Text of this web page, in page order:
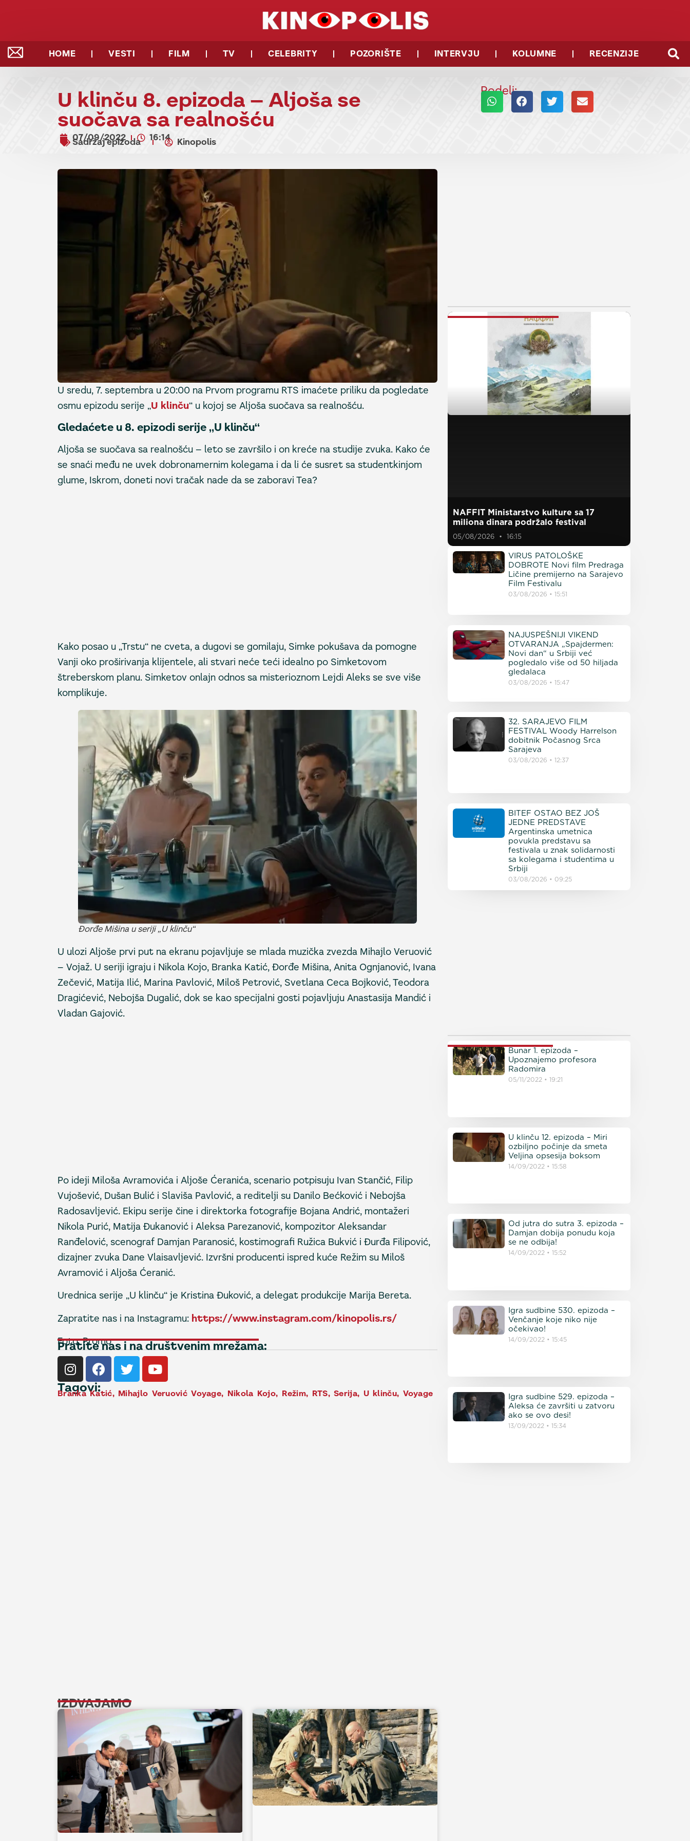
HOME VESTI FILM TV CELEBRITY POZORIŠTE INTERVJU KOLUMNE RECENZIJE
U klinču 8. epizoda – Aljoša se
suočava sa realnošću
07/09/2022 16:14
Sadržaj epizoda Kinopolis
Podeli:
U sredu, 7. septembra u 20:00 na Prvom programu RTS imaćete priliku da pogledate
osmu epizodu serije „U klinču“ u kojoj se Aljoša suočava sa realnošću.
Gledaćete u 8. epizodi serije „U klinču“
Aljoša se suočava sa realnošću – leto se završilo i on kreće na studije zvuka. Kako će
se snaći među ne uvek dobronamernim kolegama i da li će susret sa studentkinjom
glume, Iskrom, doneti novi tračak nade da se zaboravi Tea?
Kako posao u „Trstu“ ne cveta, a dugovi se gomilaju, Simke pokušava da pomogne
Vanji oko proširivanja klijentele, ali stvari neće teći idealno po Simketovom
štreberskom planu. Simketov onlajn odnos sa misterioznom Lejdi Aleks se sve više
komplikuje.
Đorđe Mišina u seriji „U klinču“
U ulozi Aljoše prvi put na ekranu pojavljuje se mlada muzička zvezda Mihajlo Veruović
– Vojaž. U seriji igraju i Nikola Kojo, Branka Katić, Đorđe Mišina, Anita Ognjanović, Ivana
Zečević, Matija Ilić, Marina Pavlović, Miloš Petrović, Svetlana Ceca Bojković, Teodora
Dragićević, Nebojša Dugalić, dok se kao specijalni gosti pojavljuju Anastasija Mandić i
Vladan Gajović.
Po ideji Miloša Avramovića i Aljoše Ćeranića, scenario potpisuju Ivan Stančić, Filip
Vujošević, Dušan Bulić i Slaviša Pavlović, a reditelji su Danilo Bećković i Nebojša
Radosavljević. Ekipu serije čine i direktorka fotografije Bojana Andrić, montažeri
Nikola Purić, Matija Đukanović i Aleksa Parezanović, kompozitor Aleksandar
Ranđelović, scenograf Damjan Paranosić, kostimografi Ružica Bukvić i Đurđa Filipović,
dizajner zvuka Dane Vlaisavljević. Izvršni producenti ispred kuće Režim su Miloš
Avramović i Aljoša Ćeranić.
Urednica serije „U klinču“ je Kristina Đuković, a delegat produkcije Marija Bereta.
Zapratite nas i na Instagramu: https://www.instagram.com/kinopolis.rs/
Foto: Promo
Pratite nas i na društvenim mrežama:
Tagovi:
Branka Katić, Mihajlo Veruović Voyage, Nikola Kojo, Režim, RTS,Serija, U klinču, Voyage
IZDVAJAMO
NAJNOVIJE VESTI
NAFFIT Ministarstvo kulture sa 17
miliona dinara podržalo festival
05/08/2026 16:15
VIRUS PATOLOŠKE
DOBROTE Novi film Predraga
Ličine premijerno na Sarajevo
Film Festivalu
03/08/2026 15:51
NAJUSPEŠNIJI VIKEND
OTVARANJA „Spajdermen:
Novi dan“ u Srbiji već
pogledalo više od 50 hiljada
gledalaca
03/08/2026 15:47
32. SARAJEVO FILM
FESTIVAL Woody Harrelson
dobitnik Počasnog Srca
Sarajeva
03/08/2026 12:37
BITEF OSTAO BEZ JOŠ
JEDNE PREDSTAVE
Argentinska umetnica
povukla predstavu sa
festivala u znak solidarnosti
sa kolegama i studentima u
Srbiji
03/08/2026 09:25
PROČITAJTE JOŠ
Bunar 1. epizoda –
Upoznajemo profesora
Radomira
05/11/2022 19:21
U klinču 12. epizoda – Miri
ozbiljno počinje da smeta
Veljina opsesija boksom
14/09/2022 15:58
Od jutra do sutra 3. epizoda –
Damjan dobija ponudu koja
se ne odbija!
14/09/2022 15:52
Igra sudbine 530. epizoda –
Venčanje koje niko nije
očekivao!
14/09/2022 15:45
Igra sudbine 529. epizoda –
Aleksa će završiti u zatvoru
ako se ovo desi!
13/09/2022 15:34